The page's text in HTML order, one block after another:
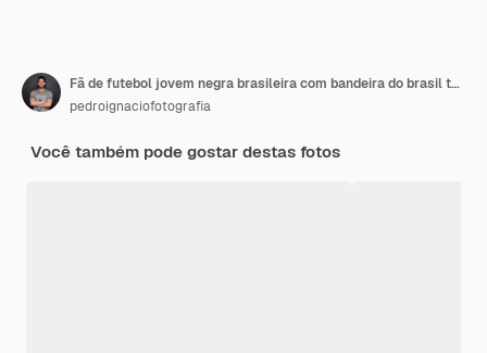
Fã de futebol jovem negra brasileira com bandeira do brasil torcendo e comemorando
pedroignaciofotografia
Você também pode gostar destas fotos